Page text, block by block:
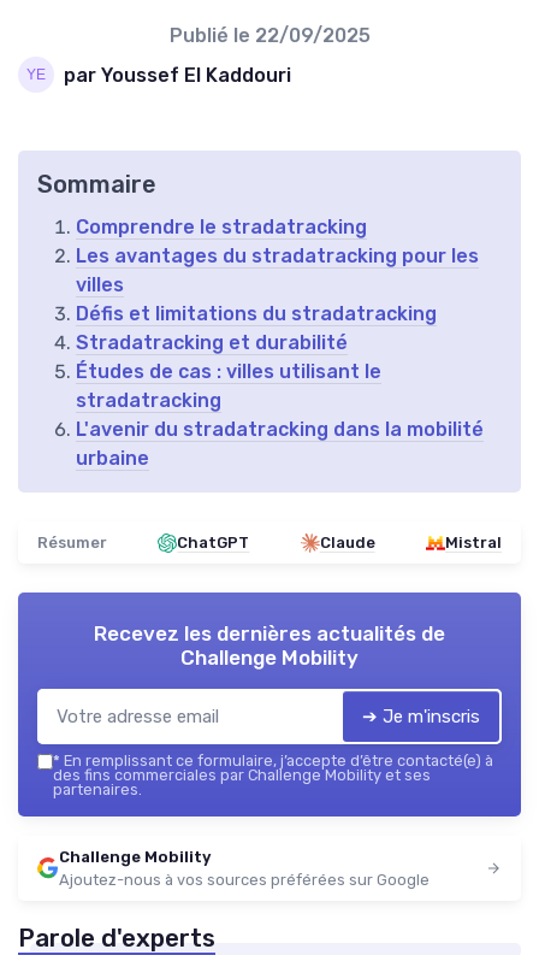
Publié le 22/09/2025
par Youssef El Kaddouri
Sommaire
Comprendre le stradatracking
Les avantages du stradatracking pour les
villes
Défis et limitations du stradatracking
Stradatracking et durabilité
Études de cas : villes utilisant le
stradatracking
L'avenir du stradatracking dans la mobilité
urbaine
Résumer ChatGPT Claude Mistral
Recevez les dernières actualités de
Challenge Mobility
➔ Je m'inscris
* En remplissant ce formulaire, j’accepte d’être contacté(e) à
des fins commerciales par Challenge Mobility et ses
partenaires.
Challenge Mobility
Ajoutez-nous à vos sources préférées sur Google
Parole d'experts